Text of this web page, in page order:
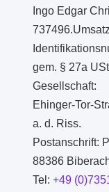
Ingo Edgar
gem. § 27a
Gesellschaft:
Ehinger-Tor-
a. d. Riss.
Postanschrift:
88386
Tel:+49